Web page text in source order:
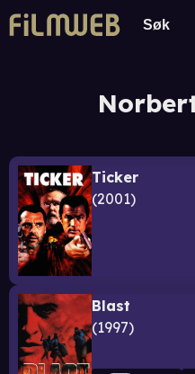
Ticker
2001
Blast
1997